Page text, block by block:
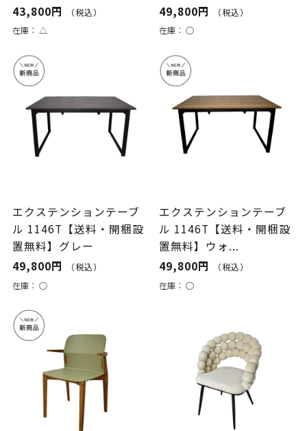
43,800円
（税込）
在庫： △
49,800円
（税込）
在庫：○
エクステンションテーブ
ル 1146T【送料・開梱設
置無料】グレー
49,800円
（税込）
在庫： ○
エクステンションテーブ
ル 1146T【送料・開梱設
置無料】ウォ...
49,800円
（税込）
在庫：○